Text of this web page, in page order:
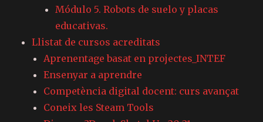
Módulo 5. Robots de suelo y placas
educativas.
Llistat de cursos acreditats
Aprenentage basat en projectes_INTEF
Ensenyar a aprendre
Competència digital docent: curs avançat
Coneix les Steam Tools